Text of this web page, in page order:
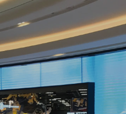
ABOUT US PRODUCTS